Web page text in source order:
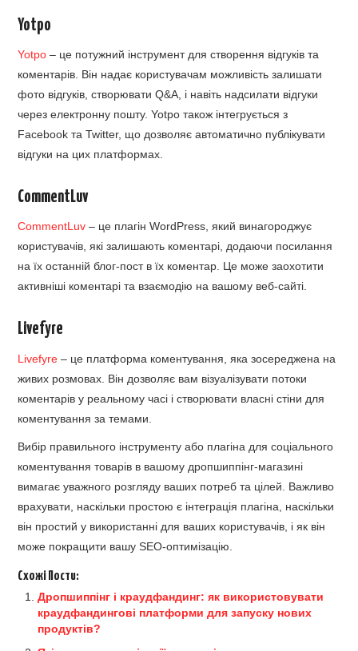
Yotpo
Yotpo – це потужний інструмент для створення відгуків та
коментарів. Він надає користувачам можливість залишати
фото відгуків, створювати Q&A, і навіть надсилати відгуки
через електронну пошту. Yotpo також інтегрується з
Facebook та Twitter, що дозволяє автоматично публікувати
відгуки на цих платформах.
CommentLuv
CommentLuv – це плагін WordPress, який винагороджує
користувачів, які залишають коментарі, додаючи посилання
на їх останній блог-пост в їх коментар. Це може заохотити
активніші коментарі та взаємодію на вашому веб-сайті.
Livefyre
Livefyre – це платформа коментування, яка зосереджена на
живих розмовах. Він дозволяє вам візуалізувати потоки
коментарів у реальному часі і створювати власні стіни для
коментування за темами.
Вибір правильного інструменту або плагіна для соціального
коментування товарів в вашому дропшиппінг-магазині
вимагає уважного розгляду ваших потреб та цілей. Важливо
врахувати, наскільки простою є інтеграція плагіна, наскільки
він простий у використанні для ваших користувачів, і як він
може покращити вашу SEO-оптимізацію.
Схожі Пости:
Дропшиппінг і краудфандинг: як використовувати
краудфандингові платформи для запуску нових
продуктів?